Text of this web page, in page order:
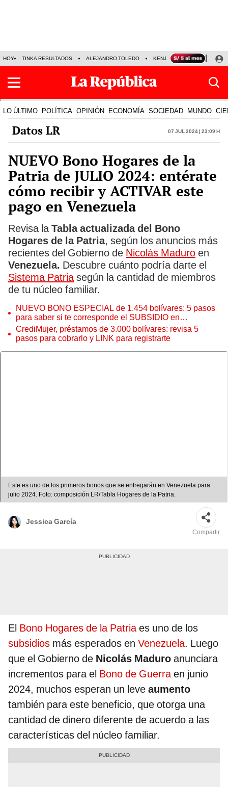
HOY TINKA RESULTADOS ALEJANDRO TOLEDO KENJI FUJIMORI
LO ÚLTIMO POLÍTICA OPINIÓN ECONOMÍA SOCIEDAD MUNDO
Datos LR 07 Jul 2024 | 23:09 h
NUEVO Bono Hogares de la
Patria de JULIO 2024: entérate
cómo recibir y ACTIVAR este
pago en Venezuela
Revisa la Tabla actualizada del Bono
Hogares de la Patria, según los anuncios más
recientes del Gobierno de Nicolás Maduro en
Venezuela. Descubre cuánto podría darte el
Sistema Patriasegún la cantidad de miembros
de tu núcleo familiar.
NUEVO BONO ESPECIAL de 1.454 bolívares: 5 pasos
para saber si te corresponde el SUBSIDIO en
Venezuela
CrediMujer, préstamos de 3.000 bolívares: revisa 5
pasos para cobrarlo y LINK para registrarte
Este es uno de los primeros bonos que se entregarán en Venezuela para
julio 2024. Foto: composición LR/Tabla Hogares de la Patria.
Jessica García
Compartir
El Bono Hogares de la Patriaes uno de los
subsidios más esperados en Venezuela. Luego
que el Gobierno de Nicolás Maduro anunciara
incrementos para el Bono de Guerraen junio
2024, muchos esperan un leve aumento
también para este beneficio, que otorga una
cantidad de dinero diferente de acuerdo a las
características del núcleo familiar.